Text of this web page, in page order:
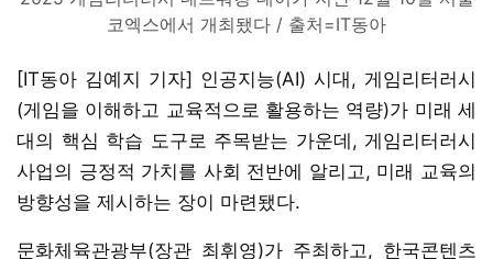
코엑스에서 개최됐다 / 출처=IT동아
[IT동아 김예지 기자] 인공지능(AI) 시대, 게임리터러시
(게임을 이해하고 교육적으로 활용하는 역량)가 미래 세
대의 핵심 학습 도구로 주목받는 가운데, 게임리터러시
사업의 긍정적 가치를 사회 전반에 알리고, 미래 교육의
방향성을 제시하는 장이 마련됐다.
문화체육관광부(장관 최휘영)가 주최하고, 한국콘텐츠